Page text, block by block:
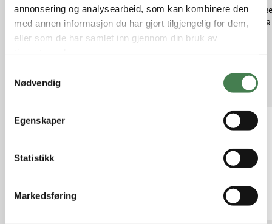
annonsering og analysearbeid, som kan kombinere den
med annen informasjon du har gjort tilgjengelig for dem,
eller som de har samlet inn gjennom din bruk av
Nødvendig
Egenskaper
Statistikk
Markedsføring
Clausen Rådyrlokk Pro
kr 399,00
Clausen Predator Lokk 5
kr 299,00
kr
Relaterte produkter